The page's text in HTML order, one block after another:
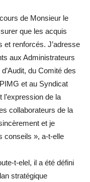
de Monsieur le
que les acquis
et renforcés. J’adresse
aux Administrateurs
du Comité des
et au Syndicat
de la
collaborateurs de la
et je
conseils », a-t-elle
t-elel, il a été défini
stratégique